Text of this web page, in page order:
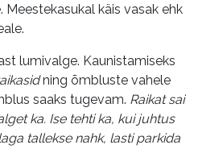
käis vasak ehk
lumivalge. Kaunistamiseks
ning õmbluste vahele
saaks tugevam. Raikat sai
ka. Ise tehti ka, kui juhtus
tallekse nahk, lasti parkida